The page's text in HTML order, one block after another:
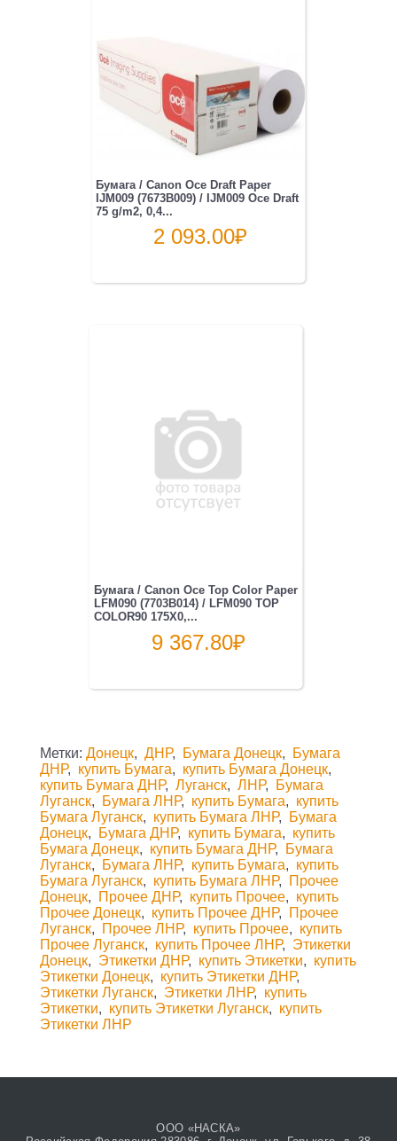
Бумага / Canon Oce Draft Paper
IJM009 (7673B009) / IJM009 Oce Draft
75 g/m2, 0,4...
2 093.00₽
Бумага / Canon Oce Top Color Paper
LFM090 (7703B014) / LFM090 TOP
COLOR90 175X0,...
9 367.80₽
Метки: Донецк, ДНР, Бумага Донецк,
Бумага
ДНР, купить Бумага, купить Бумага Донецк,
купить Бумага ДНР, Луганск, ЛНР,
Бумага
Луганск, Бумага ЛНР, купить Бумага, купить
Бумага Луганск, купить Бумага ЛНР,
Бумага
Донецк, Бумага ДНР, купить Бумага, купить
Бумага Донецк, купить Бумага ДНР,
Бумага
Луганск, Бумага ЛНР, купить Бумага, купить
Бумага Луганск, купить Бумага ЛНР,
Прочее
Донецк, Прочее ДНР, купить Прочее, купить
Прочее Донецк, купить Прочее ДНР,
Прочее
Луганск, Прочее ЛНР, купить Прочее, купить
Прочее Луганск, купить Прочее ЛНР, Этикетки
Донецк, Этикетки ДНР, купить Этикетки, купить
Этикетки Донецк, купить Этикетки ДНР,
Этикетки Луганск, Этикетки ЛНР, купить
Этикетки, купить Этикетки Луганск, купить
Этикетки ЛНР
ООО «НАСКА»